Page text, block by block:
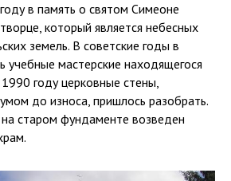
в память о святом Симеоне
который является небесных
земель. В советские годы в
учебные мастерские находящегося
году церковные стены,
до износа, пришлось разобрать.
старом фундаменте возведен